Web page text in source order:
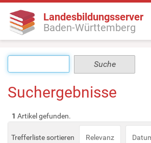
Landesbildungsserver
Baden-Württemberg
Suchergebnisse
1 Artikel gefunden.
Trefferliste sortieren Relevanz